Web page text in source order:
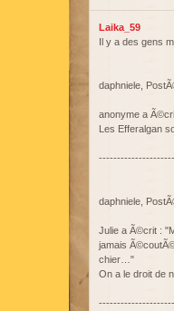
Laika_59
Il y a des gens
daphniele,
anonyme a
Les Efferalgan
daphniele,
Julie a Ã©crit :
jamais
chier…"
On a le droit de